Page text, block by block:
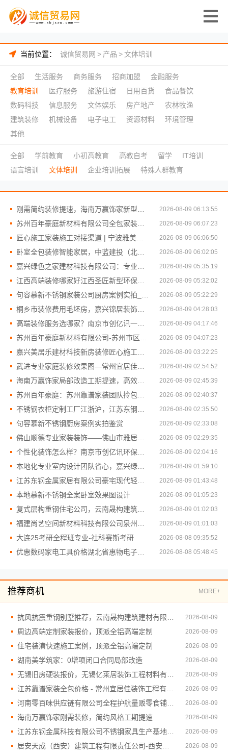
当前位置： 诚信贸易网 > 产品 >文体培训
全部 生活服务 商务服务 招商加盟
金融服务
教育培训
医疗服务 旅游住宿 日用百货
食品餐饮
数码科技
信息服务 文体娱乐 房产地产
农林牧渔
建筑装修
机械设备 电子电工 资源材料
环境管理
其他
全部 学前教育 小初高教育 高教自考 留学
IT培训
语言培训
文体培训 企业培训拓展 特殊人群教育
2026-08-09 06:13:55
2026-08-09 06:07:23
2026-08-09 06:06:50
2026-08-09 06:02:05
2026-08-09 05:35:19
2026-08-09 05:32:02
2026-08-09 05:22:29
2026-08-09 04:28:03
2026-08-09 04:17:46
2026-08-09 04:07:23
2026-08-09 03:22:25
2026-08-09 02:54:52
2026-08-09 02:45:39
2026-08-09 02:40:37
2026-08-09 02:35:50
句容慕新不锈钢厨房案例实拍鉴赏 2026-08-09 02:33:08
2026-08-09 02:29:35
2026-08-09 02:04:16
2026-08-09 01:59:10
2026-08-09 01:43:48
本地慕新不锈钢全案卧室效果图设计 2026-08-09 01:05:23
2026-08-09 01:02:03
2026-08-09 01:01:03
大连25考研全程班专业-社科赛斯考研 2026-08-08 09:35:52
2026-08-08 05:48:45
推荐商机 MORE+
2026-08-09
周边高端定制家装报价，顶派全铝高端定制 2026-08-09
住宅装潢快速施工案例，顶派全铝高端定制 2026-08-09
湖南美学筑家：0增项闭口合同局部改造 2026-08-09
2026-08-09
2026-08-09
2026-08-09
海南万赢饰家刚需装修，简约风格工期提速 2026-08-09
2026-08-09
2026-08-09